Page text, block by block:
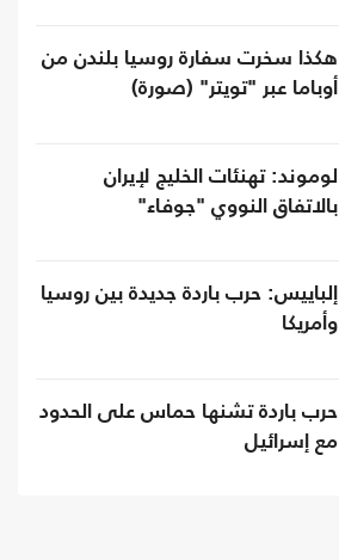
هكذا سخرت سفارة روسيا بلندن من
أوباما عبر "تويتر" (صورة)
لوموند: تهنئات الخليج لإيران
بالاتفاق النووي "جوفاء"
إلباييس: حرب باردة جديدة بين روسيا
وأمريكا
حرب باردة تشنها حماس على الحدود
مع إسرائيل